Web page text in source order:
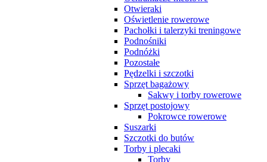
Otwieraki
Oświetlenie rowerowe
Pachołki i talerzyki treningowe
Podnośniki
Podnóżki
Pozostałe
Pędzelki i szczotki
Sprzęt bagażowy
Sakwy i torby rowerowe
Sprzęt postojowy
Pokrowce rowerowe
Suszarki
Szczotki do butów
Torby i plecaki
Torby